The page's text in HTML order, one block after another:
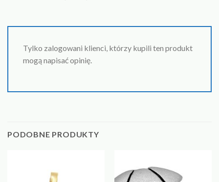
Tylko zalogowani klienci, którzy kupili ten produkt
mogą napisać opinię.
PODOBNE PRODUKTY